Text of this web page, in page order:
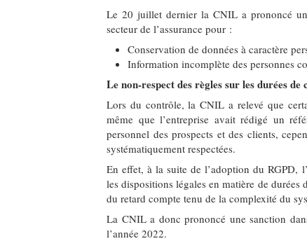
Le 20 juillet dernier la CNIL a prononcé
secteur de l’assurance pour :
Conservation de données à caractère
Information incomplète des personnes
Le non-respect des règles sur les durées de
Lors du contrôle, la CNIL a relevé que
même que l’entreprise avait rédigé un
personnel des prospects et des clients,
systématiquement respectées.
En effet, à la suite de l’adoption du RGPD,
les dispositions légales en matière de
du retard compte tenu de la complexité du
La CNIL a donc prononcé une sanction
l’année 2022.